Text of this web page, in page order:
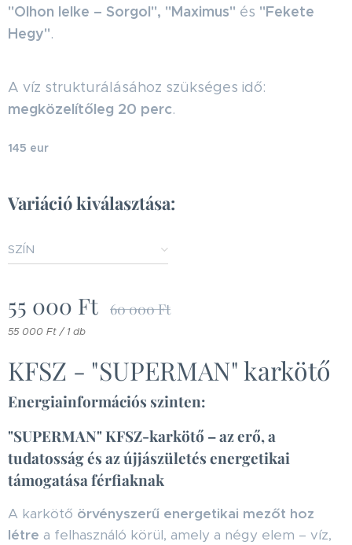
"Olhon lelke – Sorgol", "Maximus" és "Fekete
Hegy".
A víz strukturálásához szükséges idő:
megközelítőleg 20 perc.
145 eur
Variáció kiválasztása:
SZÍN
55 000 Ft 60 000Ft
55 000 Ft / 1 db
KFSZ - "SUPERMAN" karkötő
Energiainformációs szinten:
"SUPERMAN" KFSZ-karkötő – az erő, a
tudatosság és az újjászületés energetikai
támogatása férfiaknak
A karkötő örvényszerű energetikai mezőt hoz
létre a felhasználó körül, amely a négy elem – víz,